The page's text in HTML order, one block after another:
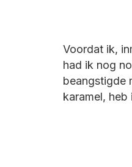
Voordat ik,
had ik nog
beangstigde
karamel,